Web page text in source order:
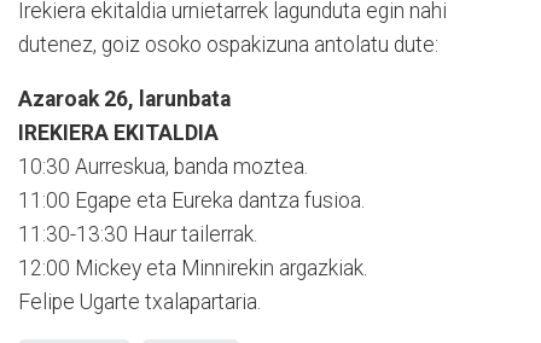
Irekiera ekitaldia urnietarrek lagunduta egin nahi
dutenez, goiz osoko ospakizuna antolatu dute:
Azaroak 26, larunbata
IREKIERA EKITALDIA
10:30 Aurreskua, banda moztea.
11:00 Egape eta Eureka dantza fusioa.
11:30-13:30 Haur tailerrak.
12:00 Mickey eta Minnirekin argazkiak.
Felipe Ugarte txalapartaria.